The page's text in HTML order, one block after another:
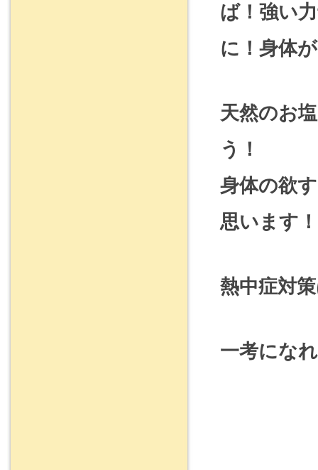
ば！ 強い
に！ 身体
天然のお
う！
身体の欲
思います！
熱中症対
一考にな